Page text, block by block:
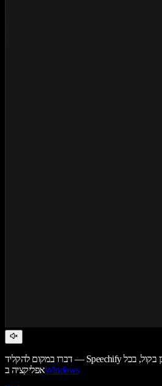
דברו במקום להקליד — Speechify מכתיב עבורכם ומקריא כל תוכן בקול, בכל
אפליקציה בWindows